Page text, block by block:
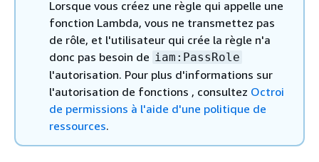
Lorsque vous créez une règle qui appelle une
fonction Lambda, vous ne transmettez pas
de rôle, et l'utilisateur qui crée la règle n'a
donc pas besoin de iam:PassRole
l'autorisation. Pour plus d'informations sur
l'autorisation de fonctions , consultez Octroi
de permissions à l'aide d'une politique de
ressources.